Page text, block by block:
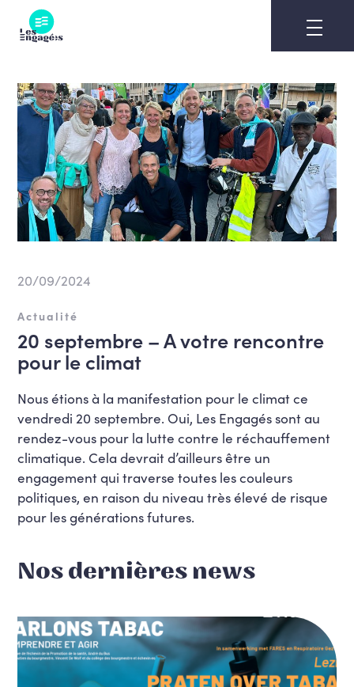
content
20/09/2024
Actualité
20 septembre – A votre rencontre
pour le climat
Nous étions à la manifestation pour le climat ce
vendredi 20 septembre. Oui, Les Engagés sont au
rendez-vous pour la lutte contre le réchauffement
climatique. Cela devrait d’ailleurs être un
engagement qui traverse toutes les couleurs
politiques, en raison du niveau très élevé de risque
pour les générations futures.
Nos dernières news